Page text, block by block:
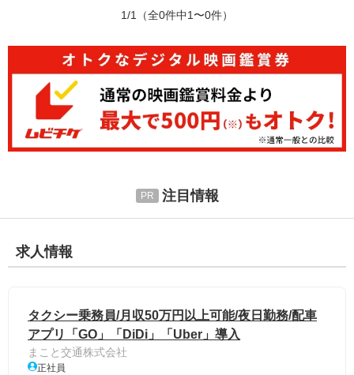
1/1 （全0件中1〜0件）
注目情報
求人情報
タクシー乗務員/月収50万円以上可能/夜日勤務/配車
アプリ「GO」「DiDi」「Uber」導入
まこと交通株式会社
正社員